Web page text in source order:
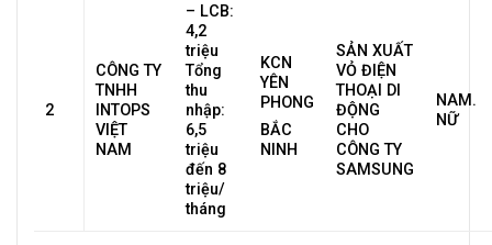
2
CÔNG TY
TNHH
INTOPS
VIỆT
NAM
– LCB:
4,2
triệu
Tổng
thu
nhập:
6,5
triệu
đến 8
triệu/
tháng
KCN
YÊN
PHONG
BẮC
NINH
SẢN XUẤT
VỎ ĐIỆN
THOẠI DI
ĐỘNG
CHO
CÔNG TY
SAMSUNG
NAM.
NỮ